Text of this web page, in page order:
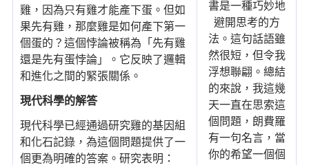
雞，因為只有雞才能產下蛋。但如
果先有雞，那麼雞是如何產下第一
個蛋的？這個悖論被稱為「先有雞
還是先有蛋悖論」。它反映了邏輯
和進化之間的緊張關係。
現代科學的解答
現代科學已經通過研究雞的基因組
和化石記錄，為這個問題提供了一
個更為明確的答案。研究表明：
書是一種巧妙地
避開思考的方
法。這句話語雖
然很短，但令我
浮想聯翩。總結
的來說，我這幾
天一直在思索這
個問題，朗費羅
有一句名言，當
你的希望一個個